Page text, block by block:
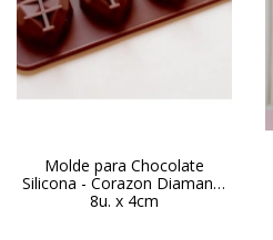
Molde para Chocolate
Silicona - Corazon Diamante
8u. x 4cm